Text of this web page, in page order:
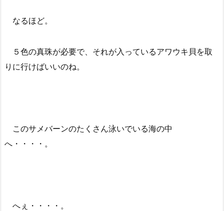
なるほど。
５色の真珠が必要で、それが入っているアワウキ貝を取
りに行けばいいのね。
このサメバーンのたくさん泳いでいる海の中
へ・・・・。
へぇ・・・・。